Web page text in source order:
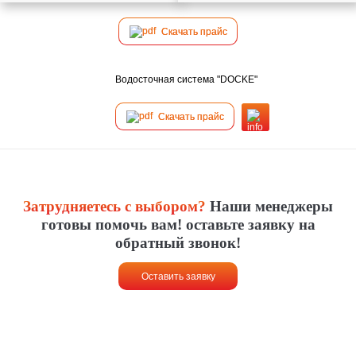
Скачать прайс
Водосточная система "DOCKE"
Скачать прайс
Затрудняетесь с выбором? Наши менеджеры
готовы помочь вам! оставьте заявку на
обратный звонок!
Оставить заявку
Я принимаю условияполитики
конфиденциальностии даю